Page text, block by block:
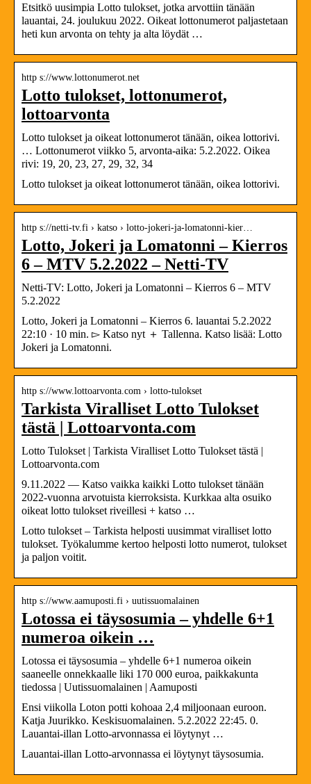
Etsitkö uusimpia Lotto tulokset, jotka arvottiin tänään
lauantai, 24. joulukuu 2022. Oikeat lottonumerot paljastetaan
heti kun arvonta on tehty ja alta löydät …
http s://www.lottonumerot.net
Lotto tulokset, lottonumerot,
lottoarvonta
Lotto tulokset ja oikeat lottonumerot tänään, oikea lottorivi.
… Lottonumerot viikko 5, arvonta-aika: 5.2.2022. Oikea
rivi: 19, 20, 23, 27, 29, 32, 34
Lotto tulokset ja oikeat lottonumerot tänään, oikea lottorivi.
http s://netti-tv.fi › katso › lotto-jokeri-ja-lomatonni-kier…
Lotto, Jokeri ja Lomatonni – Kierros
6 – MTV 5.2.2022 – Netti-TV
Netti-TV: Lotto, Jokeri ja Lomatonni – Kierros 6 – MTV
5.2.2022
Lotto, Jokeri ja Lomatonni – Kierros 6. lauantai 5.2.2022
22:10 · 10 min. ▻ Katso nyt ＋ Tallenna. Katso lisää: Lotto
Jokeri ja Lomatonni.
http s://www.lottoarvonta.com › lotto-tulokset
Tarkista Viralliset Lotto Tulokset
tästä | Lottoarvonta.com
Lotto Tulokset | Tarkista Viralliset Lotto Tulokset tästä |
Lottoarvonta.com
9.11.2022 — Katso vaikka kaikki Lotto tulokset tänään
2022-vuonna arvotuista kierroksista. Kurkkaa alta osuiko
oikeat lotto tulokset riveillesi + katso …
Lotto tulokset – Tarkista helposti uusimmat viralliset lotto
tulokset. Työkalumme kertoo helposti lotto numerot, tulokset
ja paljon voitit.
http s://www.aamuposti.fi › uutissuomalainen
Lotossa ei täysosumia – yhdelle 6+1
numeroa oikein …
Lotossa ei täysosumia – yhdelle 6+1 numeroa oikein
saaneelle onnekkaalle liki 170 000 euroa, paikkakunta
tiedossa | Uutissuomalainen | Aamuposti
Ensi viikolla Loton potti kohoaa 2,4 miljoonaan euroon.
Katja Juurikko. Keskisuomalainen. 5.2.2022 22:45. 0.
Lauantai-illan Lotto-arvonnassa ei löytynyt …
Lauantai-illan Lotto-arvonnassa ei löytynyt täysosumia.